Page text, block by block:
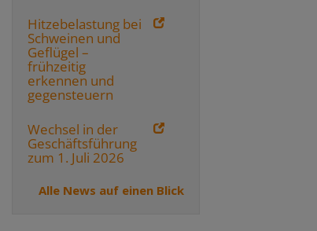
Hitzebelastung bei
Schweinen und
Geflügel –
frühzeitig
erkennen und
gegensteuern
Wechsel in der
Geschäftsführung
zum 1. Juli 2026
Alle News auf einen Blick